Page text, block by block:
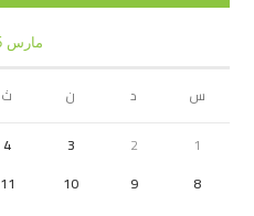
مارس 2025
س د ن ث
1
2
3
4
8
9
10
11